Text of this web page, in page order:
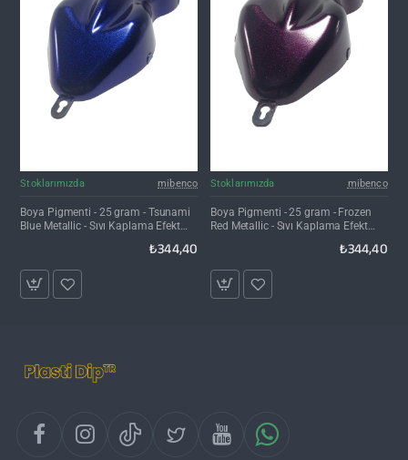
Stoklarımızda mibenco
Boya Pigmenti - 25 gram - Tsunami
Blue Metallic - Sıvı Kaplama Efekt
₺344,40
Stoklarımızda mibenco
Boya Pigmenti - 25 gram - Frozen
Red Metallic - Sıvı Kaplama Efekt
₺344,40